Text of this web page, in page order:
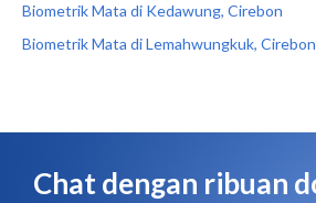
Biometrik Mata di Kedawung, Cirebon
Biometrik Mata di Lemahwungkuk, Cirebon